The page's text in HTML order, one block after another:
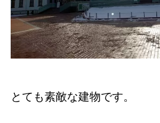
とても素敵な建物です。